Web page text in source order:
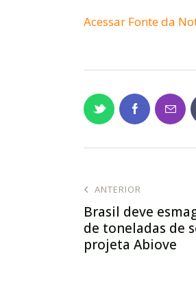
Acessar Fonte da
ANTERIOR
Brasil deve
de toneladas de
projeta Abiove